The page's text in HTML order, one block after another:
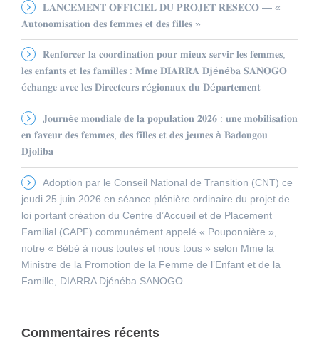
𝐋𝐀𝐍𝐂𝐄𝐌𝐄𝐍𝐓 𝐎𝐅𝐅𝐈𝐂𝐈𝐄𝐋 𝐃𝐔 𝐏𝐑𝐎𝐉𝐄𝐓 𝐑𝐄𝐒𝐄𝐂𝐎 — «
𝐀𝐮𝐭𝐨𝐧𝐨𝐦𝐢𝐬𝐚𝐭𝐢𝐨𝐧 𝐝𝐞𝐬 𝐟𝐞𝐦𝐦𝐞𝐬 𝐞𝐭 𝐝𝐞𝐬 𝐟𝐢𝐥𝐥𝐞𝐬 »
𝐑𝐞𝐧𝐟𝐨𝐫𝐜𝐞𝐫 𝐥𝐚 𝐜𝐨𝐨𝐫𝐝𝐢𝐧𝐚𝐭𝐢𝐨𝐧 𝐩𝐨𝐮𝐫 𝐦𝐢𝐞𝐮𝐱 𝐬𝐞𝐫𝐯𝐢𝐫 𝐥𝐞𝐬 𝐟𝐞𝐦𝐦𝐞𝐬,
𝐥𝐞𝐬 𝐞𝐧𝐟𝐚𝐧𝐭𝐬 𝐞𝐭 𝐥𝐞𝐬 𝐟𝐚𝐦𝐢𝐥𝐥𝐞𝐬 : 𝐌𝐦𝐞 𝐃𝐈𝐀𝐑𝐑𝐀 𝐃𝐣é𝐧é𝐛𝐚 𝐒𝐀𝐍𝐎𝐆𝐎
é𝐜𝐡𝐚𝐧𝐠𝐞 𝐚𝐯𝐞𝐜 𝐥𝐞𝐬 𝐃𝐢𝐫𝐞𝐜𝐭𝐞𝐮𝐫𝐬 𝐫é𝐠𝐢𝐨𝐧𝐚𝐮𝐱 𝐝𝐮 𝐃é𝐩𝐚𝐫𝐭𝐞𝐦𝐞𝐧𝐭
𝐉𝐨𝐮𝐫𝐧é𝐞 𝐦𝐨𝐧𝐝𝐢𝐚𝐥𝐞 𝐝𝐞 𝐥𝐚 𝐩𝐨𝐩𝐮𝐥𝐚𝐭𝐢𝐨𝐧 𝟐𝟎𝟐𝟔 : 𝐮𝐧𝐞 𝐦𝐨𝐛𝐢𝐥𝐢𝐬𝐚𝐭𝐢𝐨𝐧
𝐞𝐧 𝐟𝐚𝐯𝐞𝐮𝐫 𝐝𝐞𝐬 𝐟𝐞𝐦𝐦𝐞𝐬, 𝐝𝐞𝐬 𝐟𝐢𝐥𝐥𝐞𝐬 𝐞𝐭 𝐝𝐞𝐬 𝐣𝐞𝐮𝐧𝐞𝐬 à 𝐁𝐚𝐝𝐨𝐮𝐠𝐨𝐮
𝐃𝐣𝐨𝐥𝐢𝐛𝐚
Adoption par le Conseil National de Transition (CNT) ce
jeudi 25 juin 2026 en séance plénière ordinaire du projet de
loi portant création du Centre d’Accueil et de Placement
Familial (CAPF) communément appelé « Pouponnière »,
notre « Bébé à nous toutes et nous tous » selon Mme la
Ministre de la Promotion de la Femme de l’Enfant et de la
Famille, DIARRA Djénéba SANOGO.
Commentaires récents